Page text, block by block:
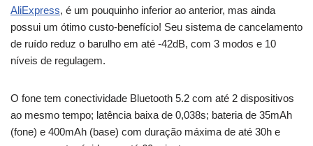
AliExpress, é um pouquinho inferior ao anterior, mas ainda
possui um ótimo custo-benefício! Seu sistema de cancelamento
de ruído reduz o barulho em até -42dB, com 3 modos e 10
níveis de regulagem.
O fone tem conectividade Bluetooth 5.2 com até 2 dispositivos
ao mesmo tempo; latência baixa de 0,038s; bateria de 35mAh
(fone) e 400mAh (base) com duração máxima de até 30h e